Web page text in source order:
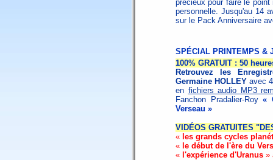
précieux pour faire le
personnelle. Jusqu'au 14
sur le Pack Anniversaire
SPÉCIAL PRINTEMPS &
100% GRATUIT : 50
Retrouvez les
Germaine HOLLEY avec
en fichiers audio MP3
Fanchon Pradalier-Roy«
Verseau »
VIDÉOS GRATUITES
« les grands cycles
« le début de l'ère du
« l'expérience d'Uranus »